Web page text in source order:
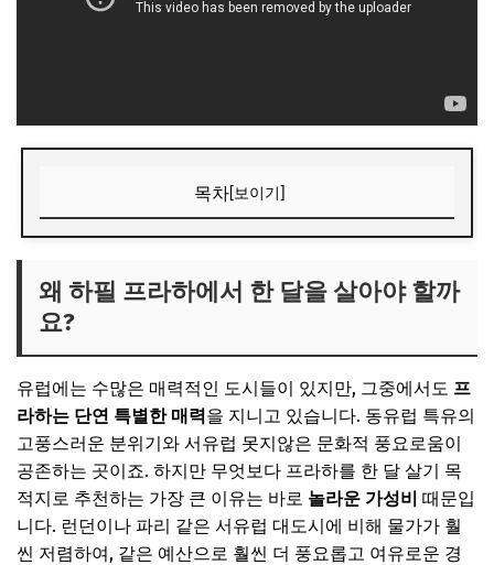
목차[보이기]
📌 지금 뜨는 꿀정보! 놓치지 마세요
추가할인 코드 WRVE6
월 150만원, 숙소 비용으로 어떻게 아낄까?
1. 숙소 유형별 분석과 선택 팁
2. 숙소 예약 시 이것만은 꼭 확인하세요!
📌 지금 뜨는 꿀정보! 놓치지 마세요
추가할인 코드 WRVE6
프라하의 맛, 월 150만원으로 충분히 즐기기
왜 하필 프라하에서 한 달을 살아야 할까
요?
유럽에는 수많은 매력적인 도시들이 있지만, 그중에서도 프
라하는 단연 특별한 매력을 지니고 있습니다. 동유럽 특유의
고풍스러운 분위기와 서유럽 못지않은 문화적 풍요로움이
공존하는 곳이죠. 하지만 무엇보다 프라하를 한 달 살기 목
적지로 추천하는 가장 큰 이유는 바로 놀라운 가성비 때문입
니다. 런던이나 파리 같은 서유럽 대도시에 비해 물가가 훨
씬 저렴하여, 같은 예산으로 훨씬 더 풍요롭고 여유로운 경